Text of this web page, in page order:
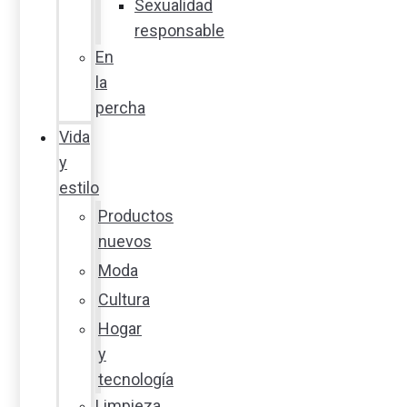
Sexualidad
responsable
En
la
percha
Vida
y
estilo
Productos
nuevos
Moda
Cultura
Hogar
y
tecnología